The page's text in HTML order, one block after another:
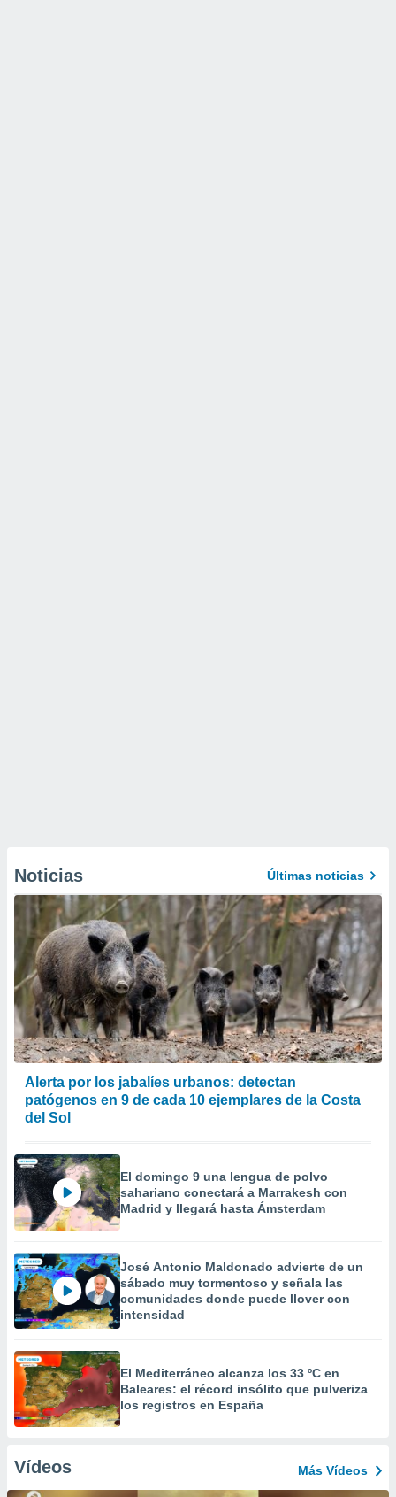
Noticias Últimas noticias
Alerta por los jabalíes urbanos: detectan
patógenos en 9 de cada 10 ejemplares de la Costa
del Sol
El domingo 9 una lengua de polvo
sahariano conectará a Marrakesh con
Madrid y llegará hasta Ámsterdam
José Antonio Maldonado advierte de un
sábado muy tormentoso y señala las
comunidades donde puede llover con
intensidad
El Mediterráneo alcanza los 33 ºC en
Baleares: el récord insólito que pulveriza
los registros en España
Vídeos Más Vídeos